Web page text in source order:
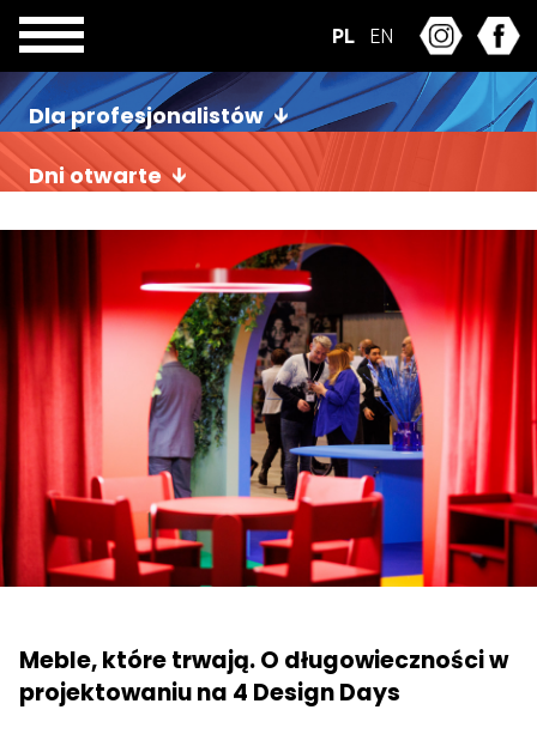
PL EN
Dla profesjonalistów
Dni otwarte
Meble, które trwają. O długowieczności w
projektowaniu na 4 Design Days